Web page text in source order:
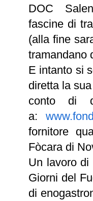
DOC
fascine di
(alla fine
tramandano
E intanto si
diretta la
conto di
a:
fornitore
Fòcara di
Un lavoro di
Giorni del
di